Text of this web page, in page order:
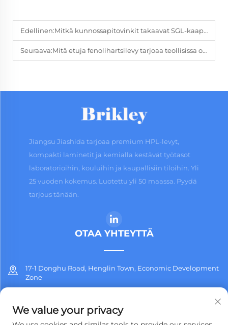
Edellinen:Mitkä kunnossapitovinkit takaavat SGL-kaapin kestävyyden arjessa?
Seuraava:Mitä etuja fenolihartsilevy tarjoaa teollisissa olosuhteissa?
Jiangsu Jiashida tarjoaa premium HPL-levyt,
kompakti laminetit ja kemialla kestävät työtasot
laboratorioihin, kouluihin ja kaupallisiin tiloihin. Yli
25 vuoden kokemus. Luotettu yli 50 maassa. Pyydä
tarjous tänään.
OTAA YHTEYTTÄ
17-1 Donghu Road, Henglin Town, Economic Development
Zone
[email protected]
We value your privacy